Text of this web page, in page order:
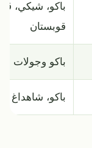
باكو، شيكي،
قوبستان
باكو وجولات
باكو، شاهداغ